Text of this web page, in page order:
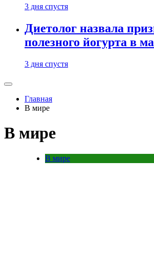
3 дня спустя
Диетолог назвала
полезного йогурта в
3 дня спустя
Главная
В мире
В мире
В мире